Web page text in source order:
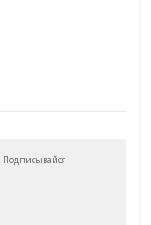
Подписывайся